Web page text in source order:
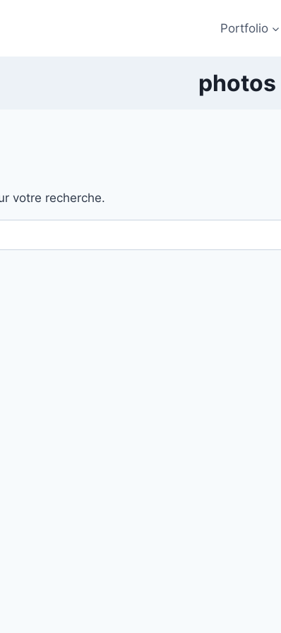
Portfolio
photos
votre recherche.